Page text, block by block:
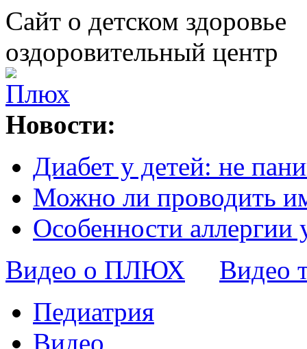
Сайт о детском здоровье
оздоровительный центр
Новости:
Диабет у детей: не
Можно ли проводить
Особенности аллергии
Видео о ПЛЮХ
Видео
Педиатрия
Видео